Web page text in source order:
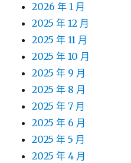
2026 年 1 月
2025 年 12 月
2025 年 11 月
2025 年 10 月
2025 年 9 月
2025 年 8 月
2025 年 7 月
2025 年 6 月
2025 年 5 月
2025 年 4 月